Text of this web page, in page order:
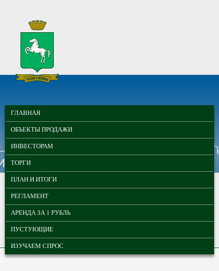
МУНИЦИПАЛЬНЫЕ
ТОРГИ ГОРОДА
ТОМСКА
ГЛАВНОЕ МЕНЮ
ГЛАВНАЯ
ОБЪЕКТЫ ПРОДАЖИ
ИНВЕСТОРАМ
ТОРГИ
ПЛАН И ИТОГИ
РЕГЛАМЕНТ
АРЕНДА ЗА 1 РУБЛЬ
ПУСТУЮЩИЕ
ИЗУЧАЕМ СПРОС